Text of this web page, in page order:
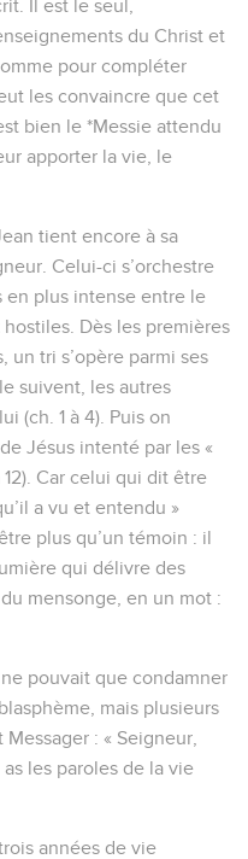
Il est le seul,
du Christ et
pour compléter
les convaincre que cet
bien le *Messie attendu
apporter la vie, le
tient encore à sa
Celui-ci s’orchestre
en plus intense entre le
Dès les premières
un tri s’opère parmi ses
suivent, les autres
(ch. 1 à 4). Puis on
Jésus intenté par les «
Car celui qui dit être
a vu et entendu »
plus qu’un témoin : il
qui délivre des
mensonge, en un mot :
pouvait que condamner
mais plusieurs
: « Seigneur,
les paroles de la vie
années de vie